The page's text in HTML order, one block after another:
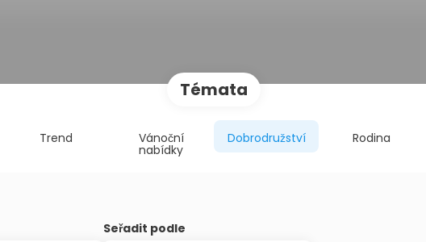
Témata
Trend Vánoční
nabídky
Dobrodružství Rodina
Seřadit podle